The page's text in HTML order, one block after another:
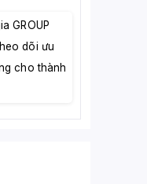
GROUP
dõi ưu
cho thành